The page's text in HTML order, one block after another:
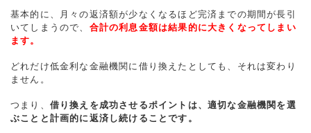
基本的に、月々の返済額が少なくなるほど完済までの期間が長引
いてしまうので、 合計の利息金額は結果的に大きくなってしまい
ます。
どれだけ低金利な金融機関に借り換えたとしても、それは変わり
ません。
つまり、 借り換えを成功させるポイントは、適切な金融機関を選
ぶことと計画的に返済し続けることです。